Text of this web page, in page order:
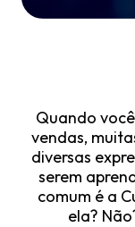
Quando
vendas,
diversas
serem
comum é a
ela?